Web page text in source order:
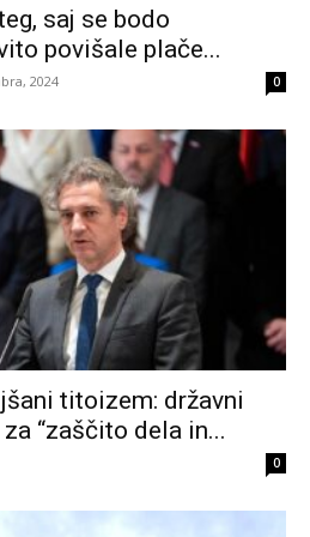
saj se bodo
povišale plače...
2024 0
titoizem: državni
“zaščito dela in...
0